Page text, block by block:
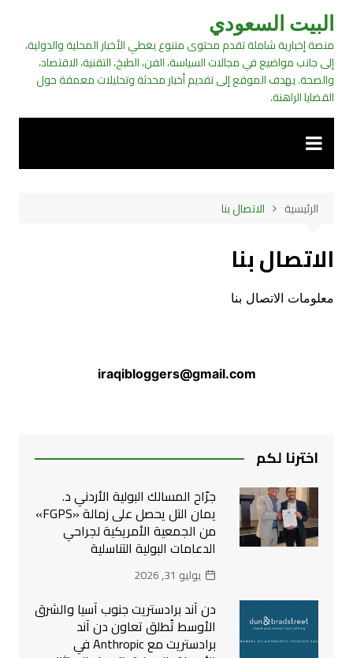
التجاوز
المحتوى
البيت السعودي
منصة إخبارية شاملة تقدم محتوى متنوع يغطي الأخبار المحلية والدولية،
إلى جانب مواضيع في مجالات السياسة، الفن، الطبخ، التقنية، الاقتصاد،
والصحة. يهدف الموقع إلى تقديم أخبار محدثة وتحليلات معمقة حول
القضايا الراهنة.
الرئيسية الاتصال بنا
الاتصال بنا
معلومات الاتصال بنا
iraqibloggers@gmail.com
اخترنا لكم
جرّاح المسالك البولية الأردني د.
يمان التل يحصل على زمالة «FGPS»
من الجمعية الأمريكية لجراحي
الدعامات البولية التناسلية
يوليو 31, 2026
دن آند برادستريت جنوب آسيا والشرق
الأوسط تُطلق تعاون دن آند
برادستريت مع Anthropic في